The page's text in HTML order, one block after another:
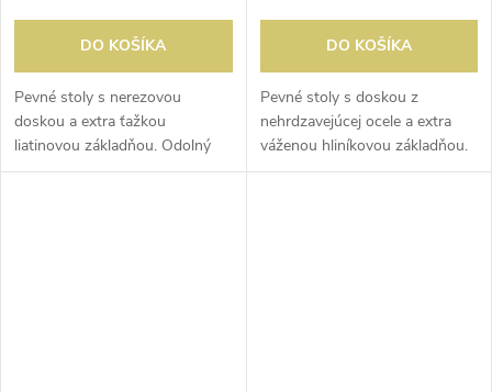
DO KOŠÍKA
Pevné stoly s nerezovou
doskou a extra ťažkou
liatinovou základňou. Odolný
voči poveternostným vplyvom a
DO KOŠÍKA
Pevné stoly s doskou z
nehrdzavejúcej ocele a extra
váženou hliníkovou základňou.
Odolný voči poveternostným